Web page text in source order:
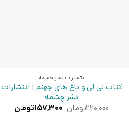
انتشارات نشر چشمه
کتاب لی لی و باغ های جهنم | انتشارات
نشر چشمه
۲۲۰,۰۰۰تومان قیمت
۱۵۷,۳۰۰تومانقیمت